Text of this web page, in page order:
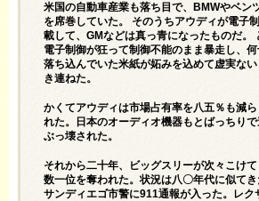
米国の自動車産業も落ち目で、BMWやベン
を席巻していた。 そのうちアウディが電子
載して、GMなどは真っ青になったものだ。
電子制御が狂って制御不能のまま暴走し、何
落ち込んでいた米紙が妬みを込めて虚実な
き連ねた。
かくてアウディは市場占有率を八五％も減
れた。日本のオーディオ機器もとばっちり
ぶっ壊された。
それから二十年、ビッグスリーが次々こけ
数一位を奪われた。状況は八〇年代に似てき
サンディエゴ市警に911通報が入った。レク